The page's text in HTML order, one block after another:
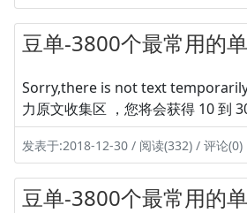
豆单-3800个最常用的
Sorry,there is not text
力原文收集区 ，您将会获得 10 到
发表于:2018-12-30 / 阅读(332) / 评论(0)
豆单-3800个最常用的